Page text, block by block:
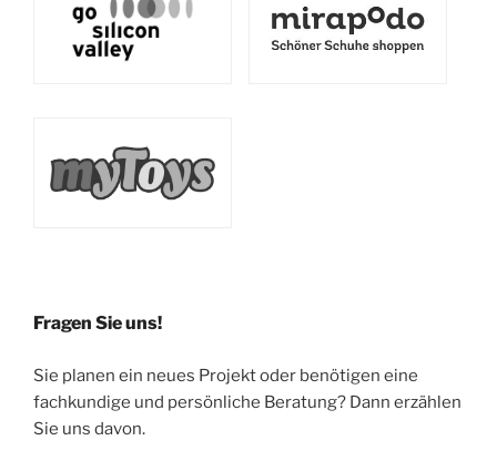
Fragen Sie uns!
Sie planen ein neues Projekt oder benötigen eine
fachkundige und persönliche Beratung? Dann erzählen
Sie uns davon.